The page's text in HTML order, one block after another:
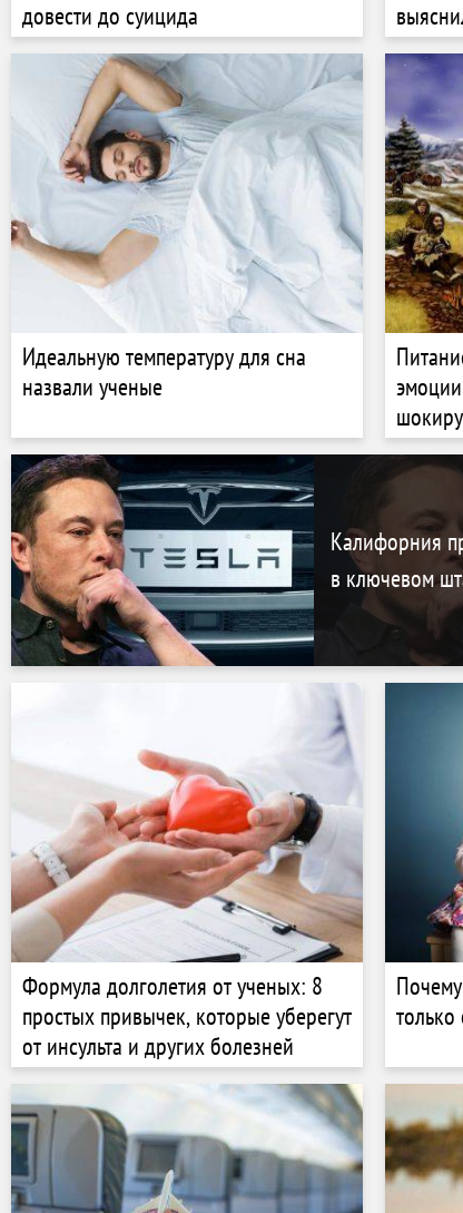
довести до суицида
Идеальную температуру для сна
назвали ученые
Калифорния
в ключевом
Формула долголетия от ученых: 8
простых привычек, которые уберегут
от инсульта и других болезней